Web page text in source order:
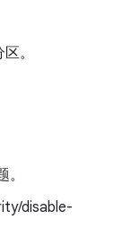
。
disable-